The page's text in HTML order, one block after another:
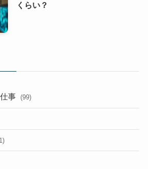
くらい？
事 (99)